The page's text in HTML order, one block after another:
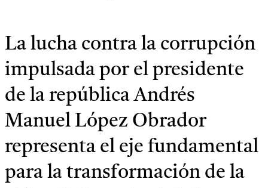
La lucha contra la corrupción
impulsada por el presidente
de la república Andrés
Manuel López Obrador
representa el eje fundamental
para la transformación de la